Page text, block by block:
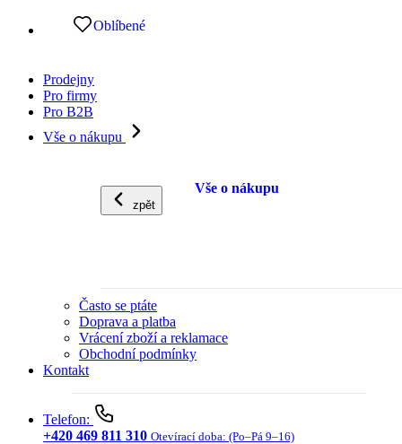
Oblíbené
Prodejny
Pro firmy
Pro B2B
Vše o nákupu
zpět
Vše o nákupu
Často se ptáte
Doprava a platba
Vrácení zboží a reklamace
Obchodní podmínky
Kontakt
Telefon:
+420 469 811 310 Otevírací doba: (Po–Pá 9–16)